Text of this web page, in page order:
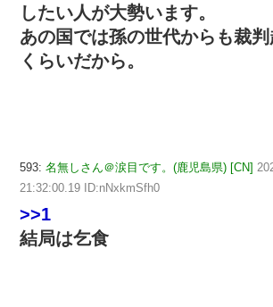
したい人が大勢います。
あの国では孫の世代からも裁
くらいだから。
593: 名無しさん＠涙目です。(鹿児島県) [CN]
21:32:00.19 ID:nNxkmSfh0
>>1
結局は乞食